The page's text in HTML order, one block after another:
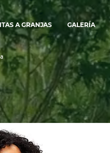
A GRANJAS GALERÍA